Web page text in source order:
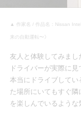
▲ 作家名 / 作品名：Nissan
来の自動運転〜》
友人と体験してみまし
ドライバーが実際に
本当にドライブしてい
た場所にいてもすぐ
を楽しんでいるような